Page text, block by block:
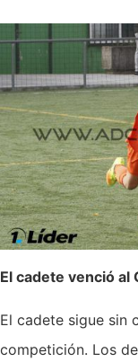
El cadete venció
El cadete sigue sin
competición. Los